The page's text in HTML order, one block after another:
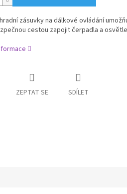
zásuvky na dálkové ovládání
cestou zapojit čerpadla a
ZEPTAT SE SDÍLET